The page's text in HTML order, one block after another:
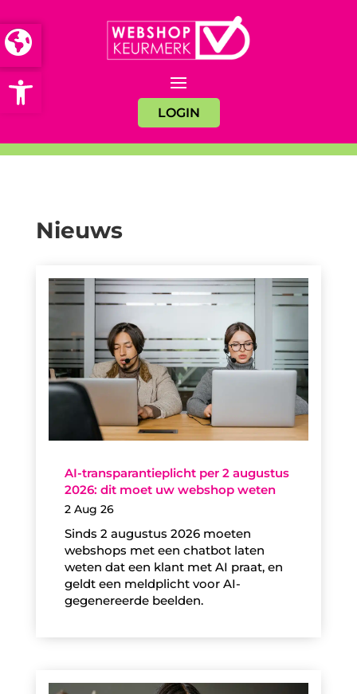
Open toolbar
LOGIN
Nieuws
AI-transparantieplicht per 2 augustus
2026: dit moet uw webshop weten
2 Aug 26
Sinds 2 augustus 2026 moeten
webshops met een chatbot laten
weten dat een klant met AI praat, en
geldt een meldplicht voor AI-
gegenereerde beelden.